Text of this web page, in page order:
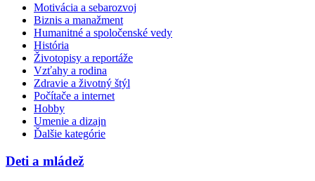
Motivácia a sebarozvoj
Biznis a manažment
Humanitné a spoločenské vedy
História
Životopisy a reportáže
Vzťahy a rodina
Zdravie a životný štýl
Počítače a internet
Hobby
Umenie a dizajn
Ďalšie kategórie
Deti a mládež